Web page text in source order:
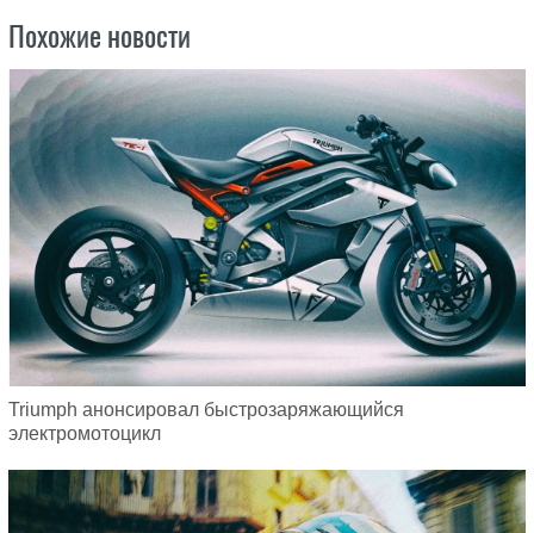
Похожие новости
Triumph анонсировал быстрозаряжающийся
электромотоцикл